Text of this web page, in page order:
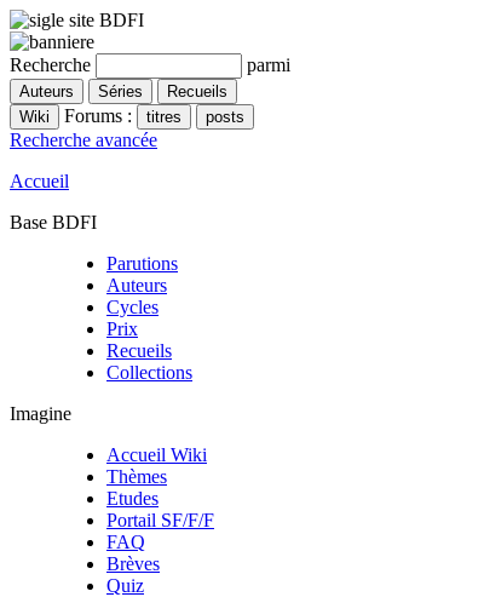
Recherche parmi
Forums :
Recherche avancée
Accueil
Base BDFI
Parutions
Auteurs
Cycles
Prix
Recueils
Collections
Imagine
Accueil Wiki
Thèmes
Etudes
Portail SF/F/F
FAQ
Brèves
Quiz